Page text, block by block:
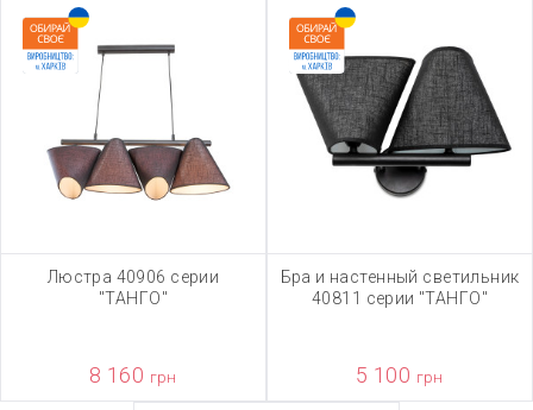
Люстра 40906 серии
"ТАНГО"
8 160 грн
Бра и настенный светильник
40811 серии "ТАНГО"
5 100 грн